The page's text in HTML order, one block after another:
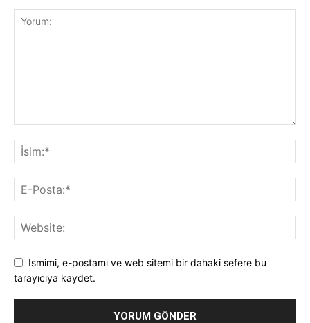
Ismimi, e-postamı ve web sitemi bir dahaki sefere bu
tarayıcıya kaydet.